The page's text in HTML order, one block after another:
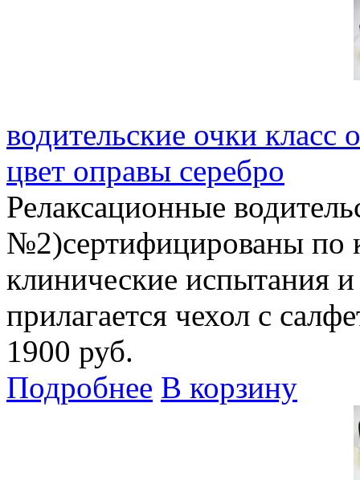
водительские очки
цвет оправы серебро
Релаксационные
№2)сертифицированы по
клинические испытания
прилагается чехол с
1900 руб.
Подробнее В корзину